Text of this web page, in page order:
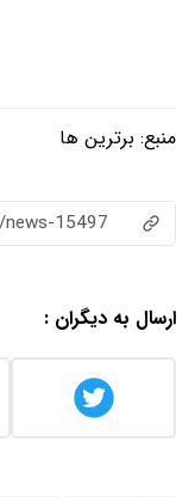
منبع: برترین ها
15497
ارسال به دیگران :